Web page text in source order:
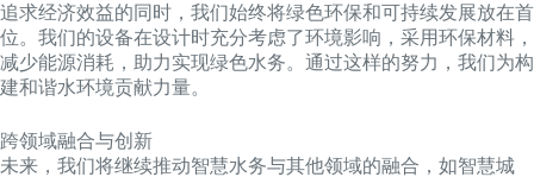
追求经济效益的同时，我们始终将绿色环保和可持续发展放在首
位。我们的设备在设计时充分考虑了环境影响，采用环保材料，
减少能源消耗，助力实现绿色水务。通过这样的努力，我们为构
建和谐水环境贡献力量。
跨领域融合与创新
未来，我们将继续推动智慧水务与其他领域的融合，如智慧城